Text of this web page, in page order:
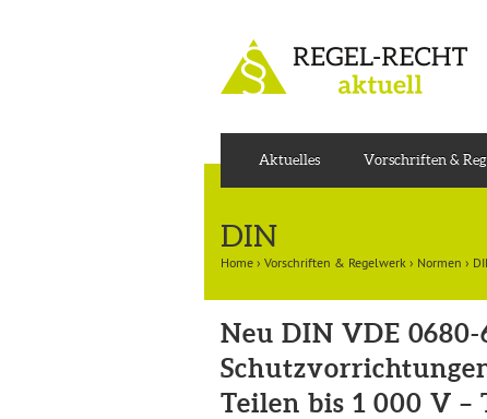
Aktuelles Vorschriften &
DIN
Home › Vorschriften & Regelwerk › Normen ›
Neu DIN VDE
Teilen bis 1 000 V –